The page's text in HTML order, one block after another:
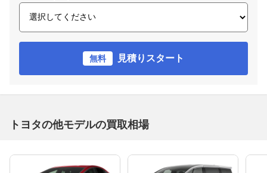
無料 見積りスタート
トヨタの他モデルの買取相場